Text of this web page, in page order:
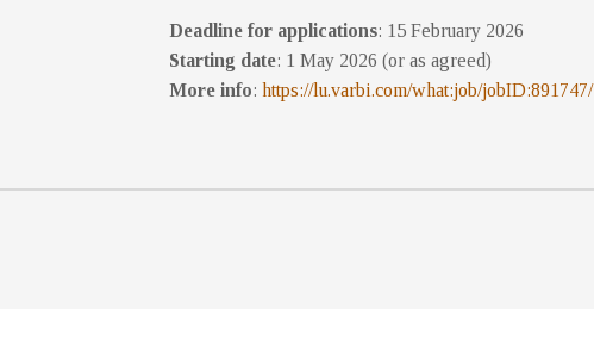
Deadline for applications: 15 February 2026
Starting date: 1 May 2026 (or as agreed)
More info: https://lu.varbi.com/what:job/jobID:891747/